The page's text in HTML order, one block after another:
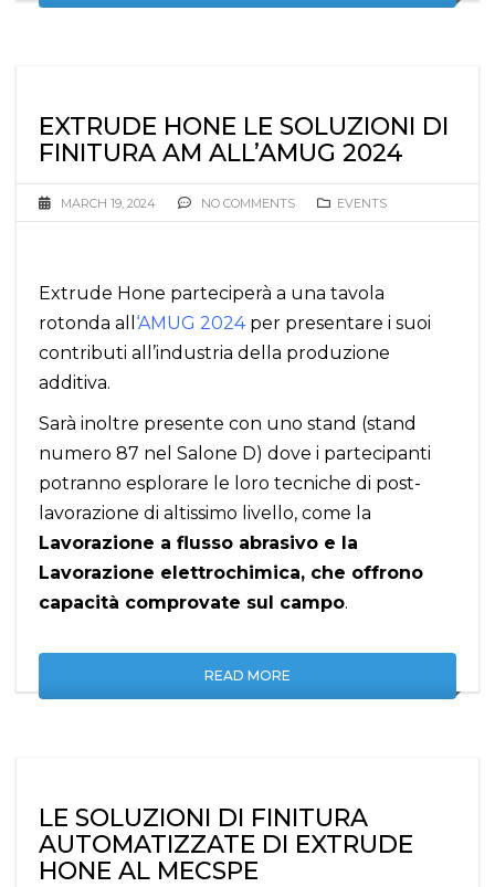
EXTRUDE HONE LE SOLUZIONI DI
FINITURA AM ALL’AMUG 2024
MARCH 19, 2024 NO COMMENTS EVENTS
Extrude Hone parteciperà a una tavola
rotonda all ‘AMUG 2024 per presentare i suoi
contributi all’industria della produzione
additiva.
Sarà inoltre presente con uno stand (stand
numero 87 nel Salone D) dove i partecipanti
potranno esplorare le loro tecniche di post-
lavorazione di altissimo livello, come la
Lavorazione a flusso abrasivo e la
Lavorazione elettrochimica, che offrono
capacità comprovate sul campo.
READ MORE
LE SOLUZIONI DI FINITURA
AUTOMATIZZATE DI EXTRUDE
HONE AL MECSPE